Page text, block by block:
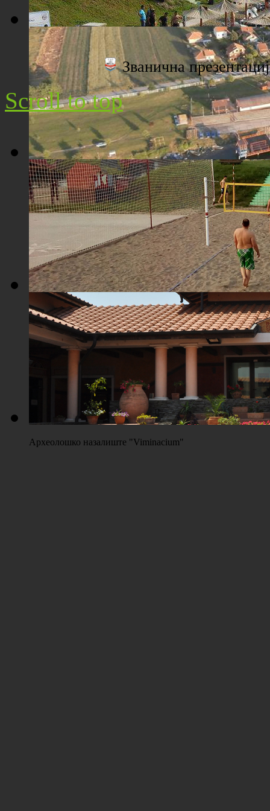
Плажа "Топољар" - Поглед са торња
Плажа "Топољар" - Поглед из ваздуха
Плажа "Топољар" - Терени на песку
Археолошко назалиште "Viminacium"
Званична
Scroll to top